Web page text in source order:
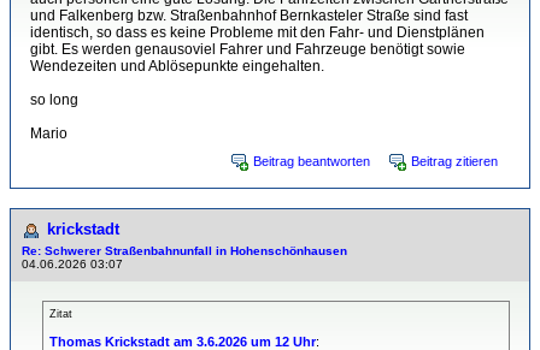
und Falkenberg bzw. Straßenbahnhof Bernkasteler Straße sind fast
identisch, so dass es keine Probleme mit den Fahr- und Dienstplänen
gibt. Es werden genausoviel Fahrer und Fahrzeuge benötigt sowie
Wendezeiten und Ablösepunkte eingehalten.
so long
Mario
Beitrag beantworten Beitrag zitieren
krickstadt
Re: Schwerer Straßenbahnunfall in Hohenschönhausen
04.06.2026 03:07
Zitat
Thomas Krickstadt am 3.6.2026 um 12 Uhr: